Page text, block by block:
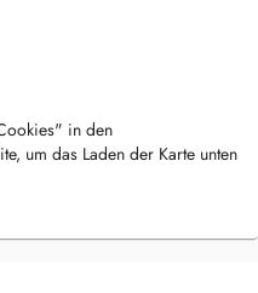
in den
um das Laden der Karte unten